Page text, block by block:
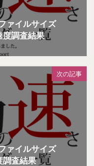
ァイルサイズ
度調査結果
次の記事
ァイルサイズ
調査結果